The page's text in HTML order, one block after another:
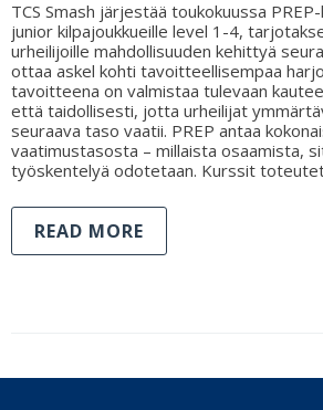
TCS Smash järjestää toukokuussa
junior kilpajoukkueille level 1-4,
urheilijoille mahdollisuuden kehittyä
ottaa askel kohti tavoitteellisempaa
tavoitteena on valmistaa tulevaan
että taidollisesti, jotta urheilijat
seuraava taso vaatii. PREP antaa
vaatimustasosta – millaista osaamista,
työskentelyä odotetaan. Kurssit
READ MORE